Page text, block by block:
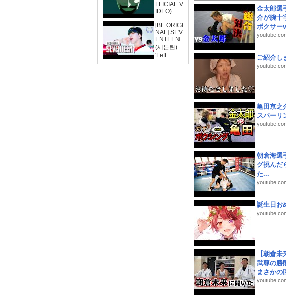
FFICIAL V
IDEO)
[BE ORIGI
NAL] SEV
ENTEEN
(세븐틴)
'Left...
金太郎選
介が腕十
ボクサー
ご紹介し
亀田京之
スパーリ
朝倉海選
グ挑んだ
た...
誕生日お
【朝倉
武尊の勝
まさかの